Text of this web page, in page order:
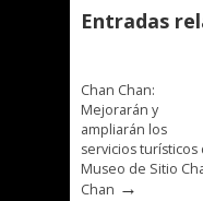
Entradas
Chan Chan:
Mejorarán y
ampliarán los
servicios turísticos
Museo de Sitio
Chan →